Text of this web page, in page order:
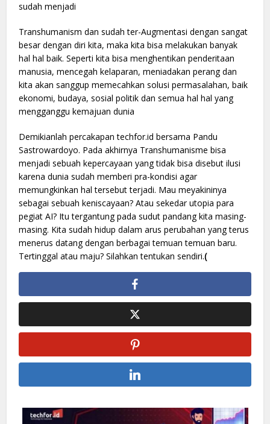
sudah menjadi
Transhumanism dan sudah ter-Augmentasi dengan sangat
besar dengan diri kita, maka kita bisa melakukan banyak
hal hal baik. Seperti kita bisa menghentikan penderitaan
manusia, mencegah kelaparan, meniadakan perang dan
kita akan sanggup memecahkan solusi permasalahan, baik
ekonomi, budaya, sosial politik dan semua hal hal yang
mengganggu kemajuan dunia
Demikianlah percakapan techfor.id bersama Pandu
Sastrowardoyo. Pada akhirnya Transhumanisme bisa
menjadi sebuah kepercayaan yang tidak bisa disebut ilusi
karena dunia sudah memberi pra-kondisi agar
memungkinkan hal tersebut terjadi. Mau meyakininya
sebagai sebuah keniscayaan? Atau sekedar utopia para
pegiat AI? Itu tergantung pada sudut pandang kita masing-
masing. Kita sudah hidup dalam arus perubahan yang terus
menerus datang dengan berbagai temuan temuan baru.
Tertinggal atau maju? Silahkan tentukan sendiri.(